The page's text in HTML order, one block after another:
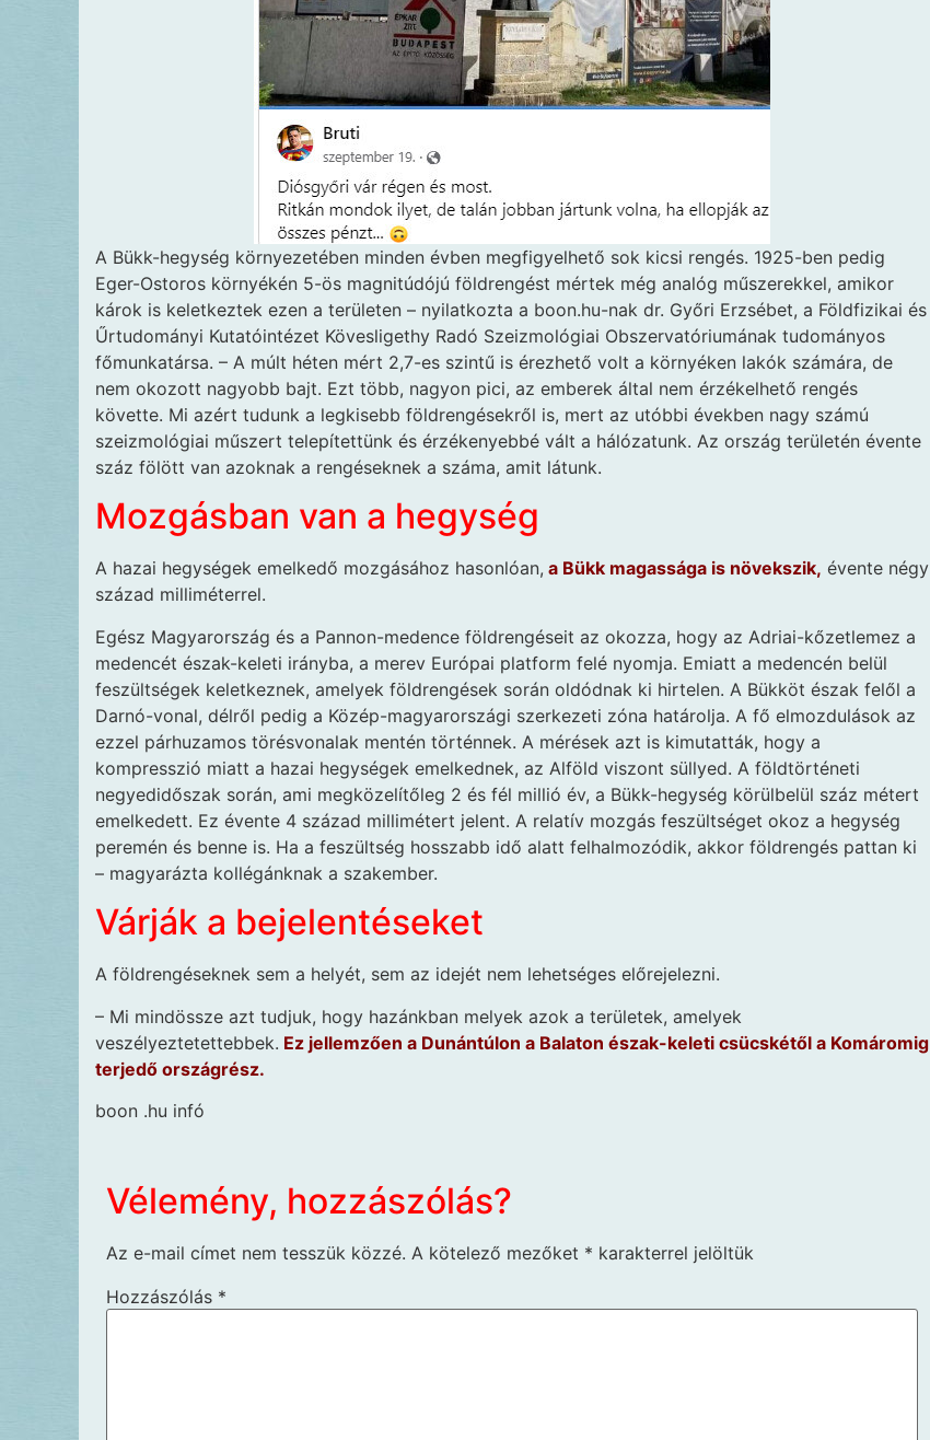
A Bükk-hegység környezetében minden évben megfigyelhető sok kicsi rengés. 1925-ben pedig
Eger-Ostoros környékén 5-ös magnitúdójú földrengést mértek még analóg műszerekkel, amikor
károk is keletkeztek ezen a területen – nyilatkozta a boon.hu-nak dr. Győri Erzsébet, a Földfizikai és
Űrtudományi Kutatóintézet Kövesligethy Radó Szeizmológiai Obszervatóriumának tudományos
főmunkatársa. – A múlt héten mért 2,7-es szintű is érezhető volt a környéken lakók számára, de
nem okozott nagyobb bajt. Ezt több, nagyon pici, az emberek által nem érzékelhető rengés
követte. Mi azért tudunk a legkisebb földrengésekről is, mert az utóbbi években nagy számú
szeizmológiai műszert telepítettünk és érzékenyebbé vált a hálózatunk. Az ország területén évente
száz fölött van azoknak a rengéseknek a száma, amit látunk.
Mozgásban van a hegység
A hazai hegységek emelkedő mozgásához hasonlóan, a Bükk magassága is növekszik, évente négy
század milliméterrel.
Egész Magyarország és a Pannon-medence földrengéseit az okozza, hogy az Adriai-kőzetlemez a
medencét észak-keleti irányba, a merev Európai platform felé nyomja. Emiatt a medencén belül
feszültségek keletkeznek, amelyek földrengések során oldódnak ki hirtelen. A Bükköt észak felől a
Darnó-vonal, délről pedig a Közép-magyarországi szerkezeti zóna határolja. A fő elmozdulások az
ezzel párhuzamos törésvonalak mentén történnek. A mérések azt is kimutatták, hogy a
kompresszió miatt a hazai hegységek emelkednek, az Alföld viszont süllyed. A földtörténeti
negyedidőszak során, ami megközelítőleg 2 és fél millió év, a Bükk-hegység körülbelül száz métert
emelkedett. Ez évente 4 század millimétert jelent. A relatív mozgás feszültséget okoz a hegység
peremén és benne is. Ha a feszültség hosszabb idő alatt felhalmozódik, akkor földrengés pattan ki
– magyarázta kollégánknak a szakember.
Várják a bejelentéseket
A földrengéseknek sem a helyét, sem az idejét nem lehetséges előrejelezni.
– Mi mindössze azt tudjuk, hogy hazánkban melyek azok a területek, amelyek
veszélyeztetettebbek. Ez jellemzően a Dunántúlon a Balaton észak-keleti csücskétől a Komáromig
terjedő országrész.
boon .hu infó
Vélemény, hozzászólás?
Az e-mail címet nem tesszük közzé. A kötelező mezőket * karakterrel jelöltük
Hozzászólás *